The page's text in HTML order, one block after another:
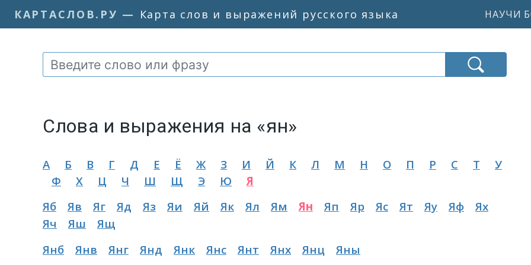
КАРТАСЛОВ.РУ — Карта слов и выражений русского языка НАУЧИ
Слова и выражения на «ян»
А Б В Г Д Е Ё Ж З И Й К Л М Н О П Р С Т
У
Ф
Х Ц Ч Ш Щ Э Ю
Я
Яб
Яв Яг Яд Яз Яи Яй Як Ял Ям Ян Яп Яр Яс Ят Яу Яф
Ях
Яч
Яш
Ящ
Янб
Янв Янг Янд Янк Янс Янт Янх Янц Яны